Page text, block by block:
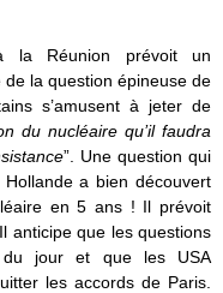
la Réunion prévoit un
la question épineuse de
s’amusent à jeter de
du nucléaire qu’il faudra
”. Une question qui
a bien découvert
en 5 ans ! Il prévoit
anticipe que les questions
du jour et que les USA
les accords de Paris.